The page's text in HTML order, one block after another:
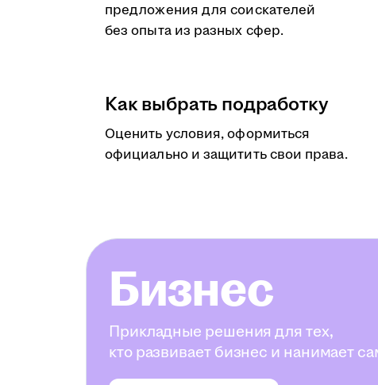
предложения для соискателей
без опыта из разных сфер.
Как выбрать подработку
Оценить условия, оформиться
официально и защитить свои права.
Бизнес
Прикладные решения для тех,
кто развивает бизнес и нанимает